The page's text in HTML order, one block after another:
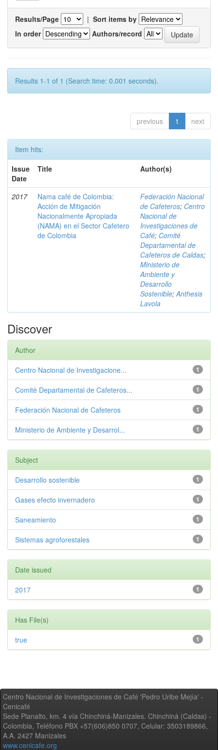
Results/Page | Sort items by
In order
Authors/record
Results 1-1 of 1 (Search time: 0.001 seconds).
previous 1 next
Item hits:
Issue
Date
Title Author(s)
2017
Nama café de Colombia:
Acción de Mitigación
Nacionalmente Apropiada
(NAMA) en el Sector Cafetero
de Colombia
Federación Nacional
de Cafeteros; Centro
Nacional de
Investigaciones de
Café; Comité
Departamental de
Cafeteros de Caldas;
Ministerio de
Ambiente y
Desarrollo
Sostenible;Anthesis
Lavola
Discover
Author
1
Centro Nacional de Investigacione...
1
Comité Departamental de Cafeteros...
1
Federación Nacional de Cafeteros
1
Ministerio de Ambiente y Desarrol...
Subject
1
Desarrollo sostenible
1
Gases efecto invernadero
1
Saneamiento
1
Sistemas agroforestales
Date issued
1
2017
Has File(s)
1
true
Centro Nacional de Investigaciones de Café 'Pedro Uribe Mejía' -
Cenicafé
Sede Planalto, km. 4 vía Chinchiná-Manizales. Chinchiná (Caldas) -
Colombia, Teléfono PBX +57(606)850 0707, Celular: 3503189866,
A.A. 2427 Manizales
www.cenicafe.org